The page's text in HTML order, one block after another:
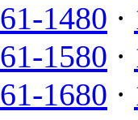
1480 ·
1580 ·
1680 ·